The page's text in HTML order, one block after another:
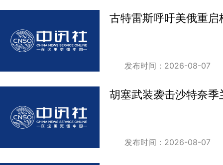
古特雷斯呼吁美俄重启
发布时间：2026-08-07
胡塞武装袭击沙特奈季
发布时间：2026-08-07